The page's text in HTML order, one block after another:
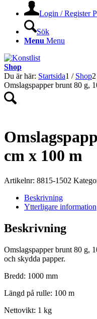
Login / Register
Sök
Menu Menu
Shop
Du är här: Startsida1 / Shop2
Omslagspapper brunt 80 g,
cm x 100 m
Artikelnr: 8815-1502
Beskrivning
Ytterligare information
Beskrivning
Omslagspapper brunt 80 g,
och skydda papper.
Bredd: 1000 mm
Längd på rulle: 100 m
Nettovikt: 1 kg